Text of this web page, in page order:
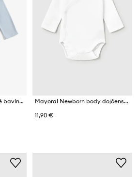
Bobo Choses body detské bavlnené s elastanom Booty Ghosts
Mayoral Newborn body dojčenské bavlnené
11,90 €